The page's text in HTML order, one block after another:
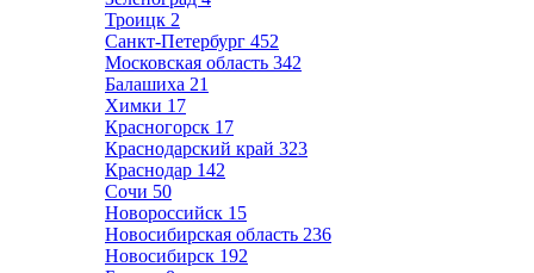
Троицк 2
Санкт-Петербург 452
Московская область 342
Балашиха 21
Химки 17
Красногорск 17
Краснодарский край 323
Краснодар 142
Сочи 50
Новороссийск 15
Новосибирская область 236
Новосибирск 192